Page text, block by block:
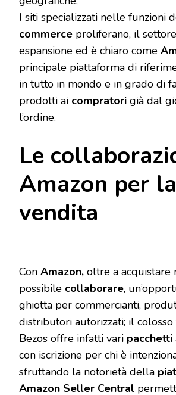
I siti specializzati nelle funzioni
commerce proliferano, il
espansione ed è chiaro come
principale piattaforma di
in tutto in mondo e in grado di
prodotti ai compratori già dal
l’ordine.
Le
Amazon per la
vendita
Con Amazon, oltre a acquistare
possibile collaborare,
ghiotta per commercianti,
distributori autorizzati; il
Bezos offre infatti vari pacchetti
con iscrizione per chi è
sfruttando la notorietà della
Amazon Seller Central